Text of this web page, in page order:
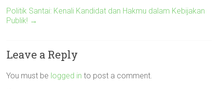
Politik Santai: Kenali Kandidat dan Hakmu dalam Kebijakan
Publik! →
Leave a Reply
You must be logged in to post a comment.